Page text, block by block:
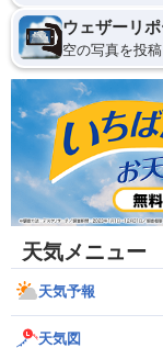
ウェザーリポ
空の写真を投
天気メニュー
天気予報
天気図